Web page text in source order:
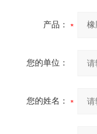
产品：
您的单位：
您的姓名：